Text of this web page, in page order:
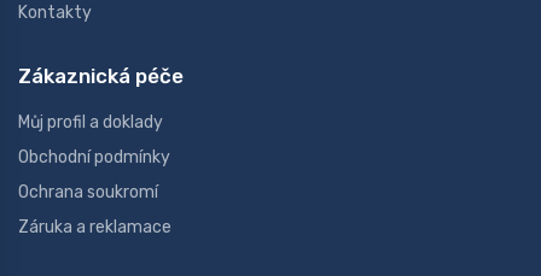
Kontakty
Zákaznická péče
Můj profil a doklady
Obchodní podmínky
Ochrana soukromí
Záruka a reklamace